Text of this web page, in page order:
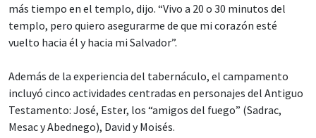
más tiempo en el templo, dijo. “Vivo a 20 o 30 minutos del
templo, pero quiero asegurarme de que mi corazón esté
vuelto hacia él y hacia mi Salvador”.
Además de la experiencia del tabernáculo, el campamento
incluyó cinco actividades centradas en personajes del Antiguo
Testamento: José, Ester, los “amigos del fuego” (Sadrac,
Mesac y Abednego), David y Moisés.